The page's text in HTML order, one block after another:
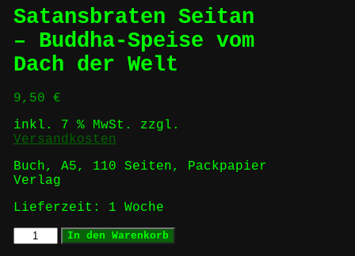
Satansbraten Seitan
– Buddha-Speise vom
Dach der Welt
9,50 €
inkl. 7 % MwSt.
zzgl.
Versandkosten
Buch, A5, 110 Seiten, Packpapier
Verlag
Lieferzeit: 1 Woche
Satansbraten
Seitan
In den Warenkorb